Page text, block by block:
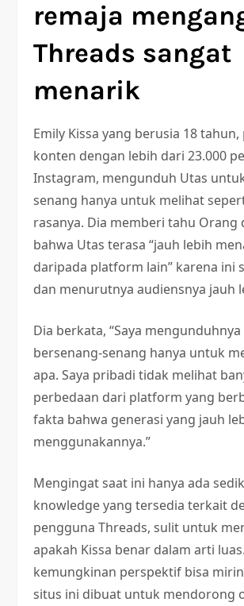
remaja
Threads sangat
menarik
Emily Kissa yang berusia 18
konten dengan lebih dari 23.000
Instagram, mengunduh Utas
senang hanya untuk melihat
rasanya. Dia memberi tahu Orang
bahwa Utas terasa “jauh lebih
daripada platform lain” karena ini
dan menurutnya audiensnya jauh
Dia berkata, “Saya
bersenang-senang hanya untuk
apa. Saya pribadi tidak melihat
perbedaan dari platform yang
fakta bahwa generasi yang jauh
menggunakannya.”
Mengingat saat ini hanya ada
knowledge yang tersedia terkait
pengguna Threads, sulit untuk
apakah Kissa benar dalam arti
kemungkinan perspektif bisa
situs ini dibuat untuk mendorong